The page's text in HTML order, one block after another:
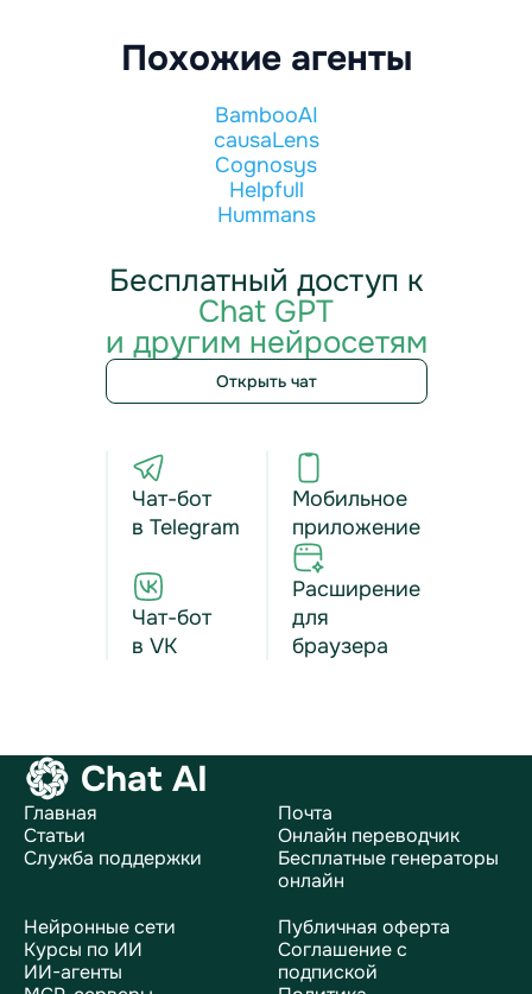
Похожие агенты
BambooAI
causaLens
Cognosys
Helpfull
Hummans
Бесплатный доступ к
Chat GPT
и другим нейросетям
Открыть чат
Чат-бот
в Telegram
Чат-бот
в VK
Мобильное
приложение
Расширение
для
браузера
Chat AI
Главная
Статьи
Служба поддержки
Почта
Онлайн переводчик
Бесплатные генераторы
онлайн
Нейронные сети
Курсы по ИИ
ИИ-агенты
Публичная оферта
Соглашение с
подпиской